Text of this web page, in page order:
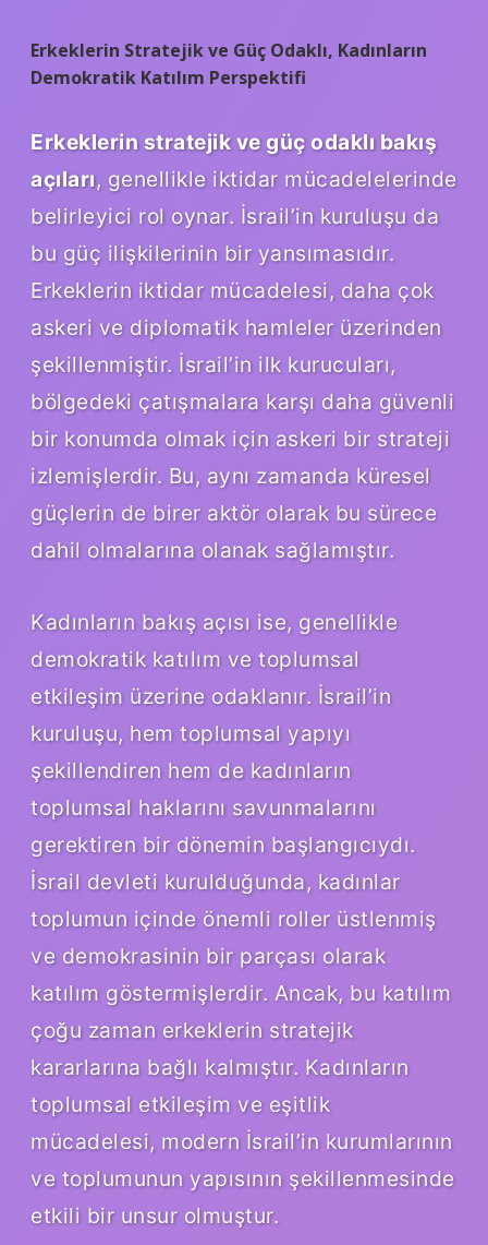
Erkeklerin Stratejik ve Güç Odaklı, Kadınların
Demokratik Katılım Perspektifi
Erkeklerin stratejik ve güç odaklı bakış
açıları, genellikle iktidar mücadelelerinde
belirleyici rol oynar. İsrail’in kuruluşu da
bu güç ilişkilerinin bir yansımasıdır.
Erkeklerin iktidar mücadelesi, daha çok
askeri ve diplomatik hamleler üzerinden
şekillenmiştir. İsrail’in ilk kurucuları,
bölgedeki çatışmalara karşı daha güvenli
bir konumda olmak için askeri bir strateji
izlemişlerdir. Bu, aynı zamanda küresel
güçlerin de birer aktör olarak bu sürece
dahil olmalarına olanak sağlamıştır.
Kadınların bakış açısı ise, genellikle
demokratik katılım ve toplumsal
etkileşim üzerine odaklanır. İsrail’in
kuruluşu, hem toplumsal yapıyı
şekillendiren hem de kadınların
toplumsal haklarını savunmalarını
gerektiren bir dönemin başlangıcıydı.
İsrail devleti kurulduğunda, kadınlar
toplumun içinde önemli roller üstlenmiş
ve demokrasinin bir parçası olarak
katılım göstermişlerdir. Ancak, bu katılım
çoğu zaman erkeklerin stratejik
kararlarına bağlı kalmıştır. Kadınların
toplumsal etkileşim ve eşitlik
mücadelesi, modern İsrail’in kurumlarının
ve toplumunun yapısının şekillenmesinde
etkili bir unsur olmuştur.